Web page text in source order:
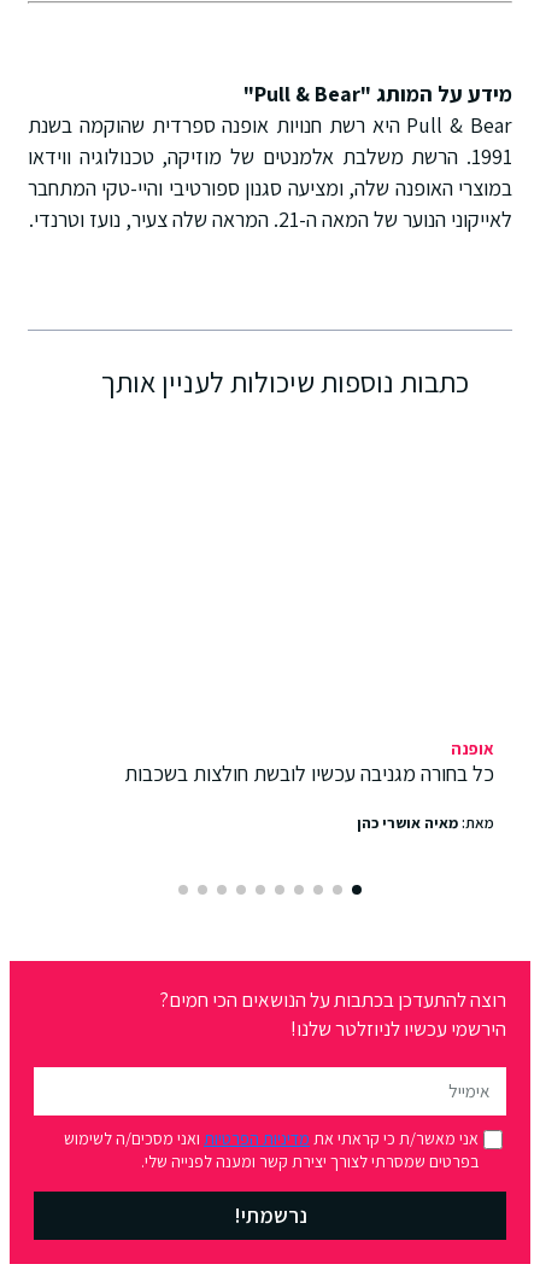
מידע על המותג "Pull & Bear"
Pull & Bear היא רשת חנויות אופנה ספרדית שהוקמה בשנת
1991. הרשת משלבת אלמנטים של מוזיקה, טכנולוגיה ווידאו
במוצרי האופנה שלה, ומציעה סגנון ספורטיבי והיי-טקי המתחבר
לאייקוני הנוער של המאה ה-21. המראה שלה צעיר, נועז וטרנדי.
כתבות נוספות שיכולות לעניין אותך
אופנה
כל בחורה מגניבה עכשיו לובשת חולצות בשכבות
מאת:מאיה אושרי כהן
רוצה להתעדכן בכתבות על הנושאים הכי חמים?
הירשמי עכשיו לניוזלטר שלנו!
אני מאשר/ת כי קראתי את מדיניות הפרטיות ואני מסכים/ה לשימוש
בפרטים שמסרתי לצורך יצירת קשר ומענה לפנייה שלי.
נרשמתי!